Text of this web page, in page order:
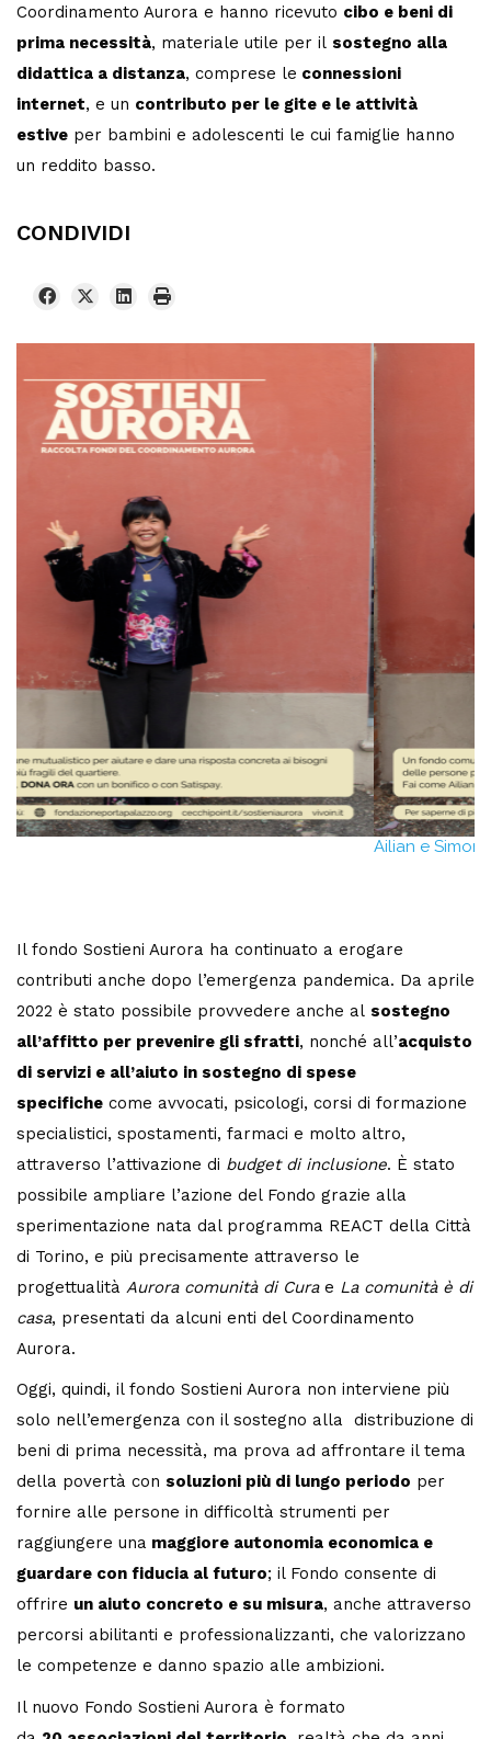
Coordinamento Aurora e hanno ricevuto cibo e beni di
prima necessità, materiale utile per il sostegno alla
didattica a distanza, comprese le connessioni
internet, e un contributo per le gite e le attività
estive per bambini e adolescenti le cui famiglie hanno
un reddito basso.
CONDIVIDI
Il fondo Sostieni Aurora ha continuato a erogare
contributi anche dopo l’emergenza pandemica. Da aprile
2022 è stato possibile provvedere anche al sostegno
all’affitto per prevenire gli sfratti, nonché all’acquisto
di servizi e all’aiuto in sostegno di spese
specifiche come avvocati, psicologi, corsi di formazione
specialistici, spostamenti, farmaci e molto altro,
attraverso l’attivazione di budget di inclusione. È stato
possibile ampliare l’azione del Fondo grazie alla
sperimentazione nata dal programma REACT della Città
di Torino, e più precisamente attraverso le
progettualità Aurora comunità di Curae La comunità è di
casa, presentati da alcuni enti del Coordinamento
Aurora.
Oggi, quindi, il fondo Sostieni Aurora non interviene più
solo nell’emergenza con il sostegno alla distribuzione di
beni di prima necessità, ma prova ad affrontare il tema
della povertà con soluzioni più di lungo periodo per
fornire alle persone in difficoltà strumenti per
raggiungere una maggiore autonomia economica e
guardare con fiducia al futuro; il Fondo consente di
offrire un aiuto concreto e su misura, anche attraverso
percorsi abilitanti e professionalizzanti, che valorizzano
le competenze e danno spazio alle ambizioni.
Il nuovo Fondo Sostieni Aurora è formato